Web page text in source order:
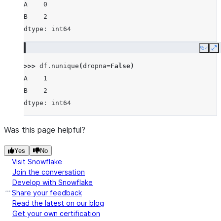
A    0
B    2
dtype: int64
Copy
>>> df . nunique (dropna=False)
A    1
B    2
dtype: int64
Was this page helpful?
Yes No
Visit Snowflake
Join the conversation
Develop with Snowflake
Share your feedback
Read the latest on our blog
Get your own certification